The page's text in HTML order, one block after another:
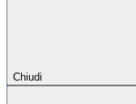
Chiudi